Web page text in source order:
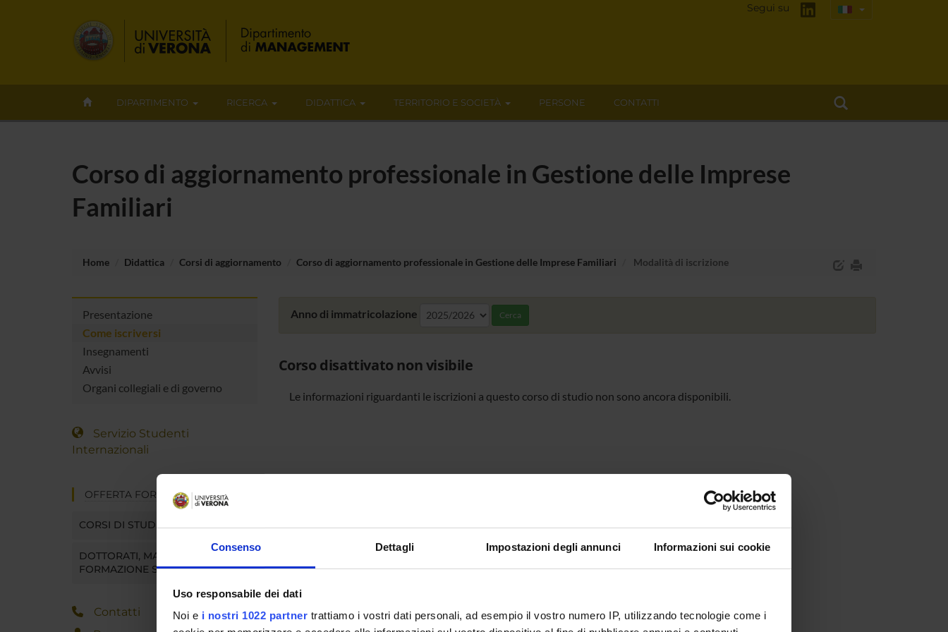
Consenso Dettagli Impostazioni degli annunci Informazioni sui cookie
Uso responsabile dei dati
Noi e i nostri 1022 partner trattiamo i vostri dati personali, ad esempio il vostro numero IP, utilizzando tecnologie come i
Segui su
DIPARTIMENTO RICERCA DIDATTICA TERRITORIO E SOCIETÀ PERSONE CONTATTI
Corso di aggiornamento professionale in Gestione delle Imprese
Familiari
Home Didattica Corsi di aggiornamento Corso di aggiornamento professionale in Gestione delle Imprese Familiari Modalità di iscrizione
Presentazione
Come iscriversi
Insegnamenti
Avvisi
Organi collegiali e di governo
Servizio Studenti
Internazionali
OFFERTA FORMATIVA
CORSI DI STUDIO
DOTTORATI, MASTER E
FORMAZIONE SUPERIORE
Contatti
Anno di immatricolazione Cerca
Corso disattivato non visibile
Le informazioni riguardanti le iscrizioni a questo corso di studio non sono ancora disponibili.